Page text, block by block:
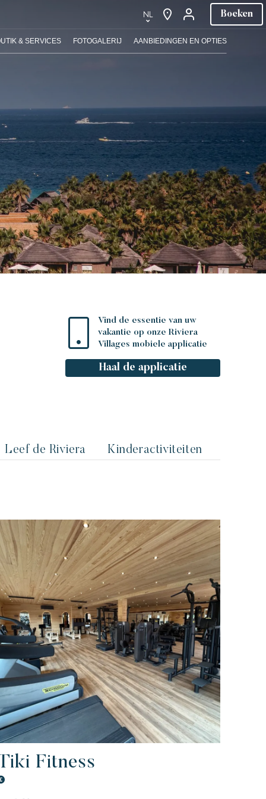
NL
NL
EN
Boeken
Authentiek
Vertrouwelijk
wild en kleurrijk paradijs
×
×
BACA Fest 2026
Plage de rock
Riviera Villages applicatie
×
& SERVICES FOTOGALERIJ AANBIEDINGEN EN OPTIES
Vind de essentie van uw
vakantie op onze Riviera
Villages mobiele applicatie
Haal de applicatie
Leef de Riviera Kinderactiviteiten
Fitness